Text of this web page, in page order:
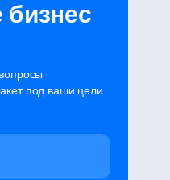
бизнес
под ваши цели